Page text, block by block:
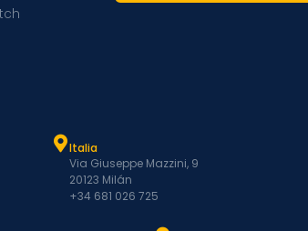
Italia
Via Giuseppe Mazzini, 9
20123 Milán
+34 681 026 725